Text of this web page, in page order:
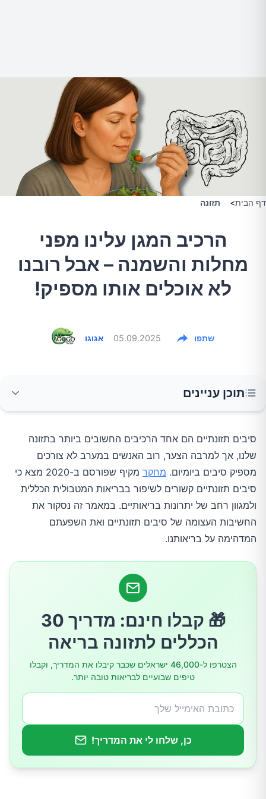
דף הבית> תזונה
הרכיב המגן עלינו מפני
מחלות והשמנה – אבל רובנו
לא אוכלים אותו מספיק!
אגוגו 05.09.2025 שתפו
תוכן עניינים
מהם סיבים תזונתיים?
הגנה מפני מחלות לב וכלי דם
שיפור בשליטה על רמות הסוכר בדם ומניעת סוכרת
מניעת סרטן המעי הגס
סיוע בירידה במשקל ושמירה על משקל תקין
שיפור בריאות מערכת העיכול
הפחתת דלקת כרונית
כמה סיבים כדאי לצרוך ביום?
מקורות מעולים לסיבים תזונתיים
טיפים להגדלת צריכת הסיבים
סיבים תזונתיים הם אחד הרכיבים החשובים ביותר בתזונה
שלנו, אך למרבה הצער, רוב האנשים במערב לא צורכים
מספיק סיבים ביומיום. מחקר
מקיף שפורסם ב-2020 מצא כי
סיבים תזונתיים קשורים לשיפור בבריאות המטבולית הכללית
ולמגוון רחב של יתרונות בריאותיים. במאמר זה נסקור את
החשיבות העצומה של סיבים תזונתיים ואת השפעתם
המדהימה על בריאותנו.
🎁 קבלו חינם: מדריך 30
הכללים לתזונה בריאה
הצטרפו ל-46,000 ישראלים שכבר קיבלו את המדריך, וקבלו
טיפים שבועיים לבריאות טובה יותר.
כן, שלחו לי את המדריך!